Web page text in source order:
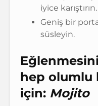
iyice karıştırın.
Geniş bir
süsleyin.
hep olumlu
için: Mojito